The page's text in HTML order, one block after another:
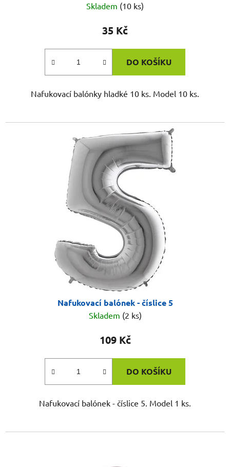
Skladem (10 ks)
35 Kč
DO KOŠÍKU
Nafukovací balónky hladké 10 ks. Model 10 ks.
Nafukovací balónek - číslice 5
Skladem (2 ks)
109 Kč
DO KOŠÍKU
Nafukovací balónek - číslice 5. Model 1 ks.